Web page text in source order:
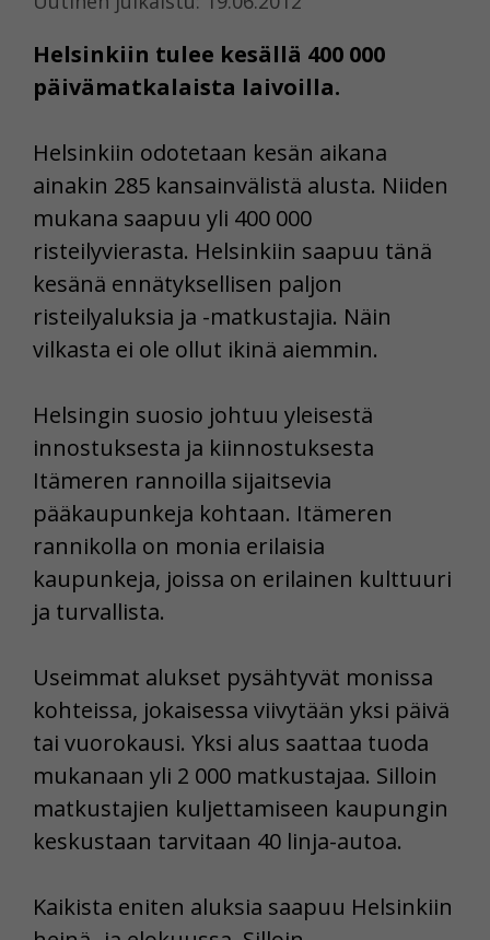
Helsinkiin tulee kesällä 400 000
päivämatkalaista laivoilla.
Helsinkiin odotetaan kesän aikana
ainakin 285 kansainvälistä alusta. Niiden
mukana saapuu yli 400 000
risteilyvierasta. Helsinkiin saapuu tänä
kesänä ennätyksellisen paljon
risteilyaluksia ja -matkustajia. Näin
vilkasta ei ole ollut ikinä aiemmin.
Helsingin suosio johtuu yleisestä
innostuksesta ja kiinnostuksesta
Itämeren rannoilla sijaitsevia
pääkaupunkeja kohtaan. Itämeren
rannikolla on monia erilaisia
kaupunkeja, joissa on erilainen kulttuuri
ja turvallista.
Useimmat alukset pysähtyvät monissa
kohteissa, jokaisessa viivytään yksi päivä
tai vuorokausi. Yksi alus saattaa tuoda
mukanaan yli 2 000 matkustajaa. Silloin
matkustajien kuljettamiseen kaupungin
keskustaan tarvitaan 40 linja-autoa.
Kaikista eniten aluksia saapuu Helsinkiin